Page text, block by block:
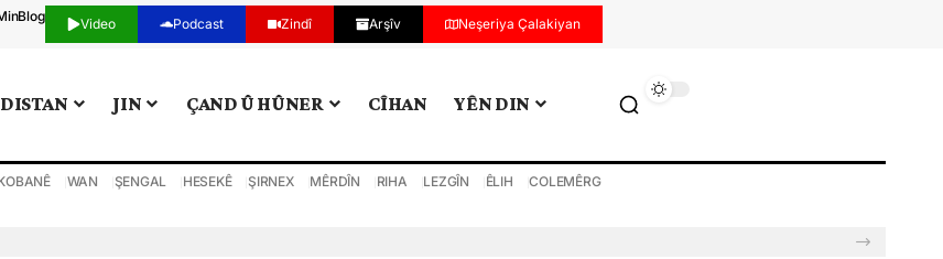
Blog Video Podcast Zindî Arşîv Neşeriya Çalakiyan
JIN ÇAND Û HÛNER CÎHAN YÊN DIN
WAN ŞENGAL HESEKÊ ŞIRNEX MÊRDÎN RIHA LEZGÎN ÊLIH COLEMÊRG